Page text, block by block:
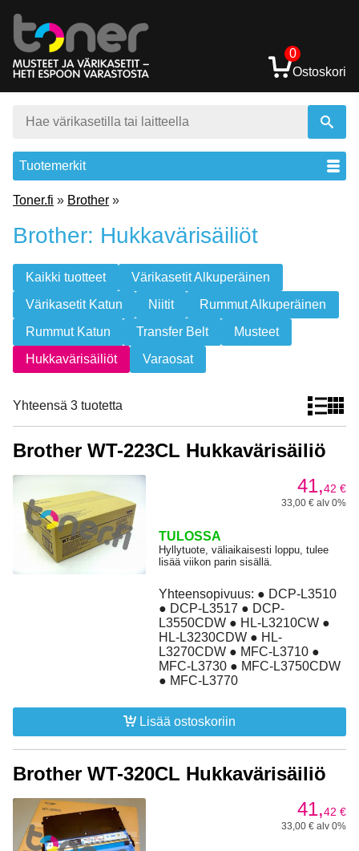
0
Ostoskori
Tuotemerkit
Toner.fi » Brother »
Brother: Hukkavärisäiliöt
Kaikki tuotteet
Värikasetit Alkuperäinen
Värikasetit Katun
Niitit
Rummut Alkuperäinen
Rummut Katun
Transfer Belt
Musteet
Hukkavärisäiliöt
Varaosat
Yhteensä 3 tuotetta
Brother WT-223CL Hukkavärisäiliö
41,42 €
33,00 € alv 0%
TULOSSA
Hyllytuote, väliaikaisesti loppu, tulee
lisää viikon parin sisällä.
Yhteensopivuus: ● DCP-L3510
● DCP-L3517 ● DCP-
L3550CDW ● HL-L3210CW ●
HL-L3230CDW ● HL-
L3270CDW ● MFC-L3710 ●
MFC-L3730 ● MFC-L3750CDW
● MFC-L3770
Lisää ostoskoriin
Brother WT-320CL Hukkavärisäiliö
41,42 €
33,00 € alv 0%